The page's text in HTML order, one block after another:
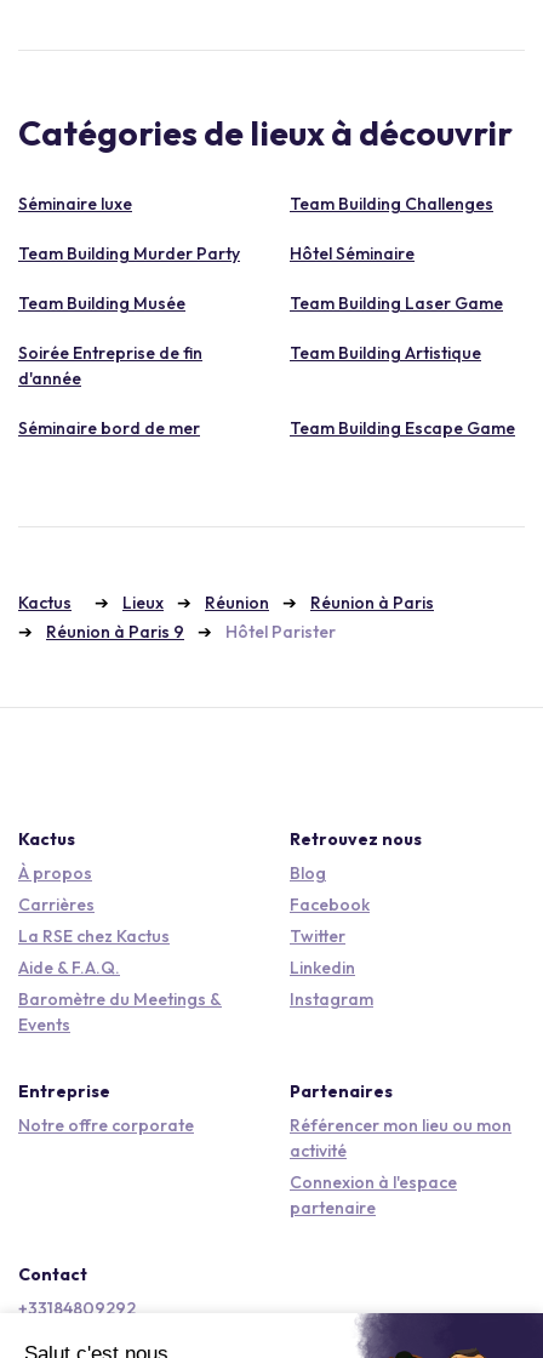
Catégories de lieux à découvrir
Séminaire luxe Team Building Challenges
Team Building Murder Party Hôtel Séminaire
Team Building Musée Team Building Laser Game
Soirée Entreprise de fin
d'année
Team Building Artistique
Séminaire bord de mer Team Building Escape Game
Kactus Lieux Réunion
Réunion à Paris
Réunion à Paris 9
Hôtel Parister
Kactus
À propos
Carrières
La RSE chez Kactus
Aide & F.A.Q.
Baromètre du Meetings &
Events
Retrouvez nous
Blog
Facebook
Twitter
Linkedin
Instagram
Entreprise
Notre offre corporate
Partenaires
Référencer mon lieu ou mon
activité
Connexion à l'espace
partenaire
Contact
+33184809292